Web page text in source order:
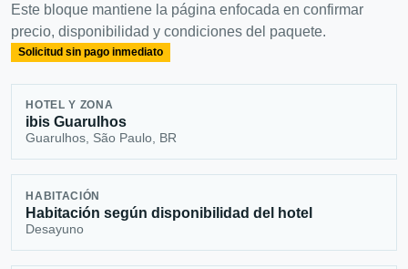
Este bloque mantiene la página enfocada en confirmar
precio, disponibilidad y condiciones del paquete.
Solicitud sin pago inmediato
HOTEL Y ZONA
ibis Guarulhos
Guarulhos, São Paulo, BR
HABITACIÓN
Habitación según disponibilidad del hotel
Desayuno